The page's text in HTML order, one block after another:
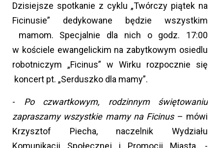
Dzisiejsze spotkanie z cyklu „Twórczy piątek na
Ficinusie” dedykowane będzie wszystkim
mamom. Specjalnie dla nich o godz. 17:00
w kościele ewangelickim na zabytkowym osiedlu
robotniczym „Ficinus” w Wirku rozpocznie się
koncert pt. „Serduszko dla mamy”.
- Po czwartkowym, rodzinnym świętowaniu
zapraszamy wszystkie mamy na Ficinus – mówi
Krzysztof Piecha, naczelnik Wydziału